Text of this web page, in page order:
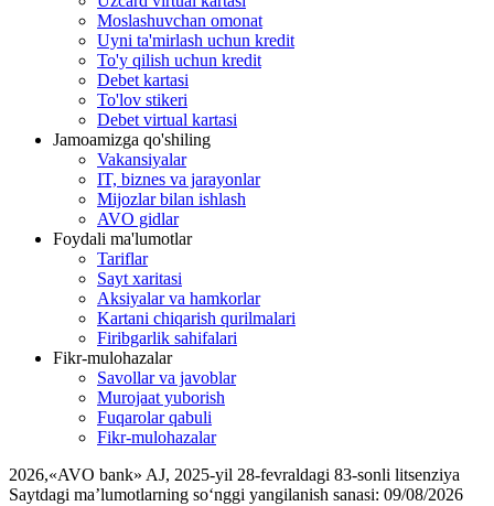
Moslashuvchan omonat
Uyni ta'mirlash uchun kredit
To'y qilish uchun kredit
Debet kartasi
To'lov stikeri
Debet virtual kartasi
Jamoamizga qo'shiling
Vakansiyalar
IT, biznes va jarayonlar
Mijozlar bilan ishlash
AVO gidlar
Foydali ma'lumotlar
Tariflar
Sayt xaritasi
Aksiyalar va hamkorlar
Kartani chiqarish qurilmalari
Firibgarlik sahifalari
Fikr-mulohazalar
Savollar va javoblar
Murojaat yuborish
Fuqarolar qabuli
Fikr-mulohazalar
2026,«AVO bank» AJ, 2025-yil 28-fevraldagi 83-sonli litsenziya
Saytdagi ma’lumotlarning so‘nggi yangilanish sanasi: 09/08/2026